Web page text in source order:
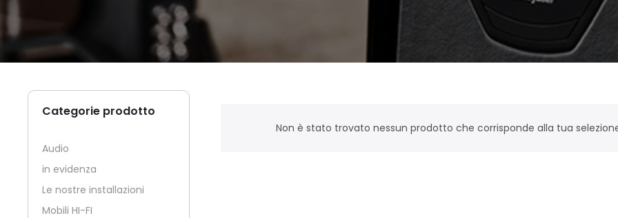
Non è stato trovato nessun prodotto che corrisponde alla tua
Categorie prodotto
Audio
in evidenza
Le nostre installazioni
Mobili HI-FI